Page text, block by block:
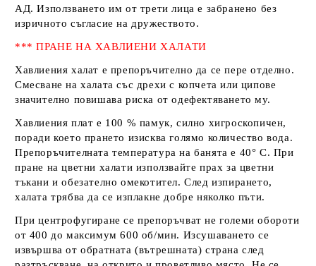
АД. Използването им от трети лица е забранено без
изричното съгласие на дружеството.
*** ПРАНЕ НА ХАВЛИЕНИ ХАЛАТИ
Хавлиения халат е препоръчително да се пере отделно.
Смесване на халата със дрехи с копчета или ципове
значително повишава риска от одефектяването му.
Хавлиения плат е 100 % памук, силно хигроскопичен,
поради което прането изисква голямо количество вода.
Препоръчителната температура на банята е 40° С. При
пране на цветни халати използвайте прах за цветни
тъкани и обезателно омекотител. След изпирането,
халата трябва да се изплакне добре няколко пъти.
При центрофугиране се препоръчват не големи обороти
от 400 до максимум 600 об/мин. Изсушаването се
извършва от обратната (вътрешната) страна след